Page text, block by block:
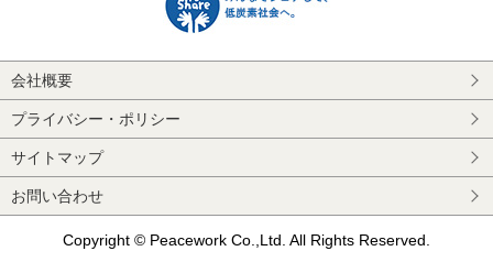
会社概要
プライバシー・ポリシー
サイトマップ
お問い合わせ
Copyright © Peacework Co.,Ltd. All Rights Reserved.